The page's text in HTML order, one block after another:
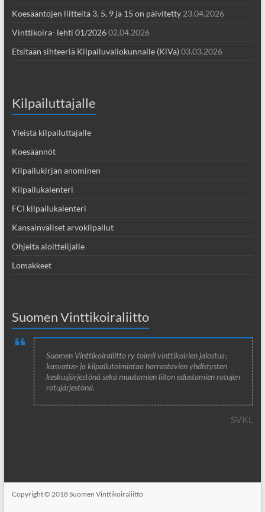
Koesääntöjen liitteitä 3, 5, 9 ja 15 on päivitetty 23.04.2026
Vinttikoira- lehti 01/202602.04.2026
Etsitään sihteeriä Kilpailuvaliokunnalle (KiVa)03.03.2026
Kilpailuttajalle
Yleistä kilpailuttajalle
Koesäännöt
Kilpailukirjan anominen
Kilpailukalenteri
FCI kilpailukalenteri
Kansainväliset arvokilpailut
Ohjeita aloittelijalle
Lomakkeet
Suomen Vinttikoiraliitto
Suomen Vinttikoiraliitto ry toimii vinttikoirien jalostus-,
kasvatus- ja kilpailutoimintaa harrastavien yhdistysten
keskusjärjestönä sekä muutamien liiton edustamien rotujen
rotujärjestönä.
SVKL